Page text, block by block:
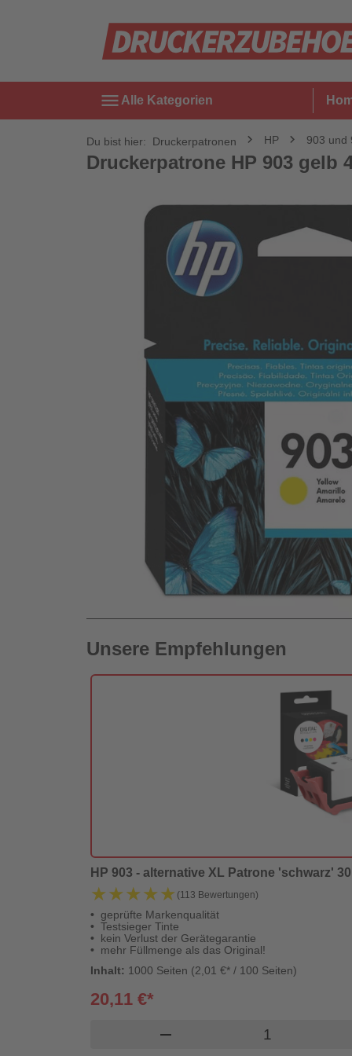
menu Alle Kategorien
Du bist hier: Druckerpatronen HP 903 und
Druckerpatrone HP 903 gelb
Unsere Empfehlungen
HP 903 - alternative XL Patrone 'schwarz'
★★★★★
★★★★★ (113 Bewertungen)
geprüfte Markenqualität
Testsieger Tinte
kein Verlust der Gerätegarantie
mehr Füllmenge als das Original!
Inhalt: 1000 Seiten (2,01 €* / 100 Seiten)
20,11 €*
remove Produkt